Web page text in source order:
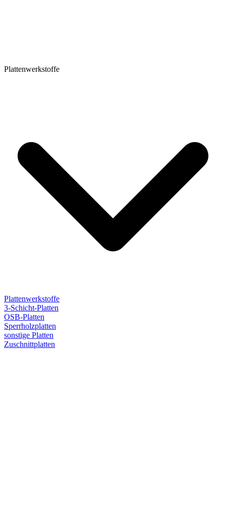
Plattenwerkstoffe
Plattenwerkstoffe
3-Schicht-Platten
OSB-Platten
Sperrholzplatten
sonstige Platten
Zuschnittplatten